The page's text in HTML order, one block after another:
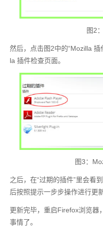
图2
然后，点击图2中的“Mozilla
la 插件检查页面。
图3：
之后，在“过期的插件”里会看
后按照提示一步步操作进行更新
更新完毕，重启Firefox浏览器
事情了。